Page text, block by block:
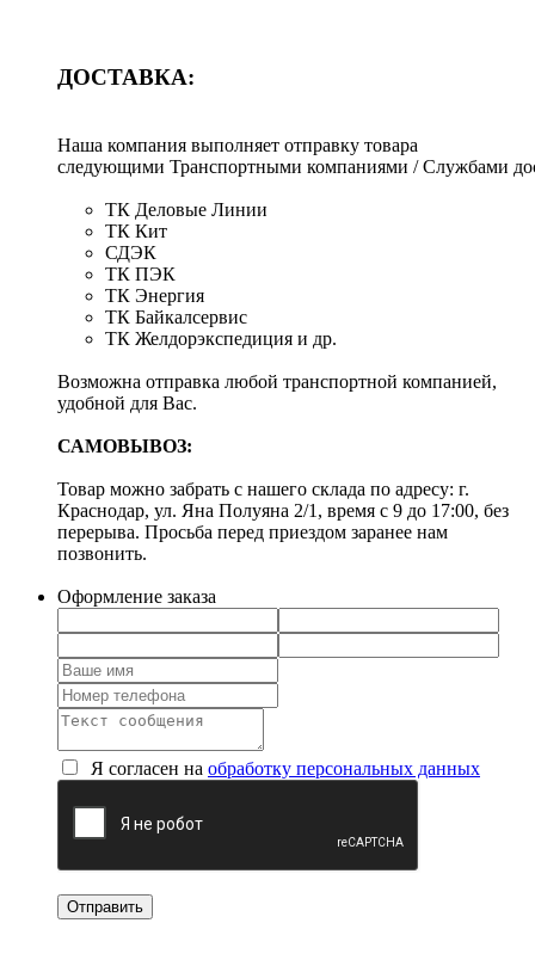
ДОСТАВКА:
Наша компания выполняет отправку товара
следующими Транспортными компаниями / Службами
ТК Деловые Линии
ТК Кит
СДЭК
ТК ПЭК
ТК Энергия
ТК Байкалсервис
ТК Желдорэкспедиция и др.
Возможна отправка любой транспортной компанией,
удобной для Вас.
САМОВЫВОЗ:
Товар можно забрать с нашего склада по адресу: г.
Краснодар, ул. Яна Полуяна 2/1, время с 9 до 17:00, без
перерыва. Просьба перед приездом заранее нам
позвонить.
Оформление заказа
Я согласен на обработку персональных данных